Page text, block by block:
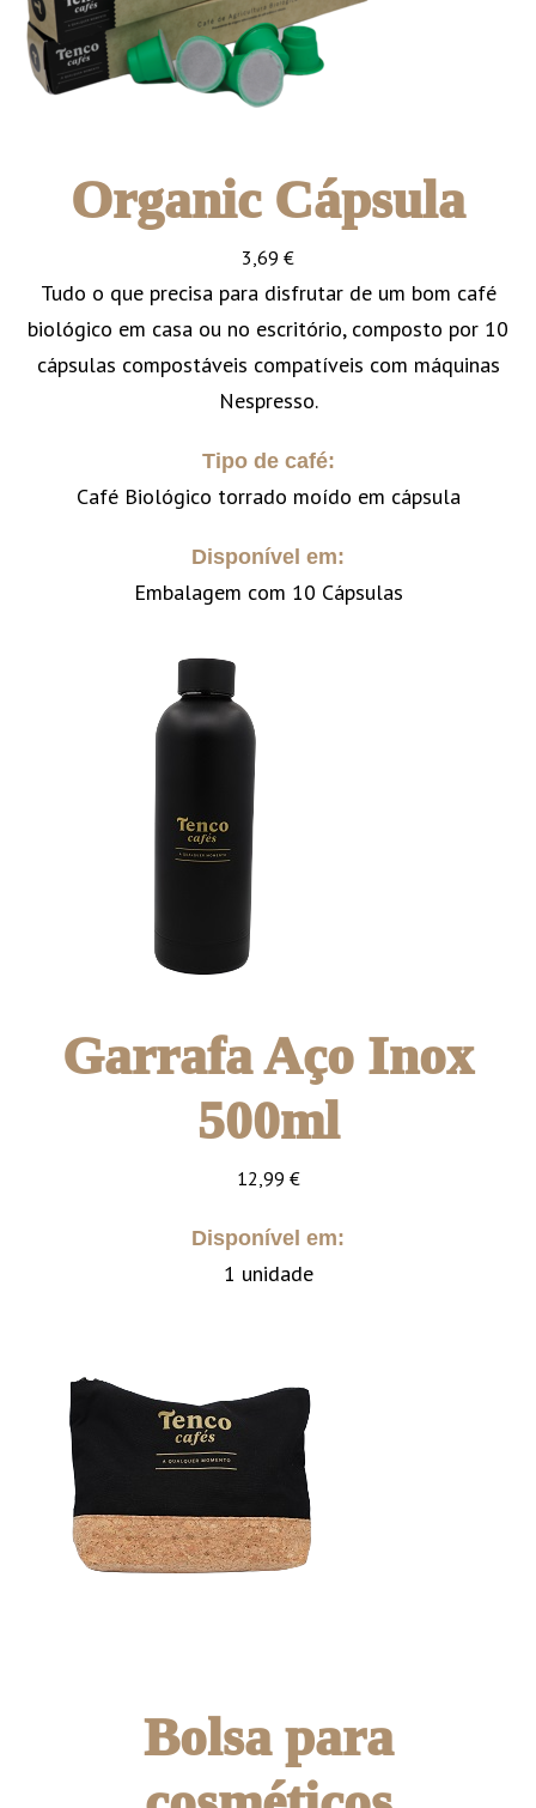
Organic Cápsula
3,69 €
Tudo o que precisa para disfrutar de um bom café
biológico em casa ou no escritório, composto por 10
cápsulas compostáveis compatíveis com máquinas
Nespresso.
Tipo de café:
Café Biológico torrado moído em cápsula
Disponível em:
Embalagem com 10 Cápsulas
Garrafa Aço Inox
500ml
12,99 €
Disponível em:
1 unidade
Bolsa para